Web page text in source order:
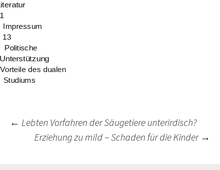
Impressum
13
Politische
Vorteile des dualen
Studiums
Beitrags-
← Lebten Vorfahren der Säugetiere unterirdisch?
Erziehung zu mild – Schaden für die Kinder →